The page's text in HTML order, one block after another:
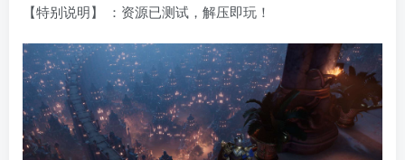
【特别说明】 ：资源已测试，解压即玩！